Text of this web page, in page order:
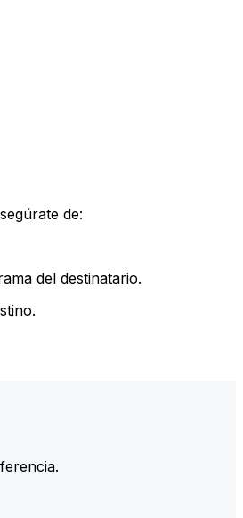
de:
del destinatario.